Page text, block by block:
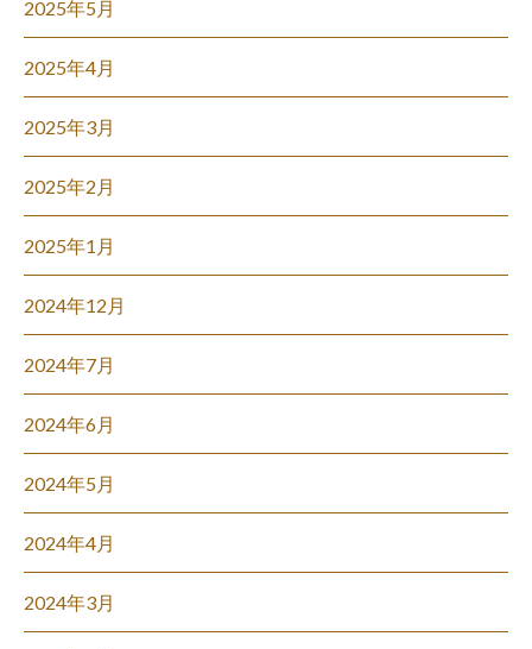
2025年5月
2025年4月
2025年3月
2025年2月
2025年1月
2024年12月
2024年7月
2024年6月
2024年5月
2024年4月
2024年3月